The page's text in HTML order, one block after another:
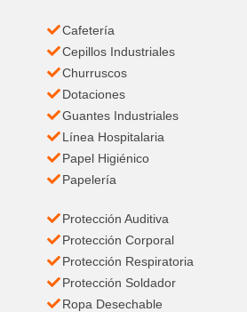
Cafetería
Cepillos Industriales
Churruscos
Dotaciones
Guantes Industriales
Línea Hospitalaria
Papel Higiénico
Papelería
Protección Auditiva
Protección Corporal
Protección Respiratoria
Protección Soldador
Ropa Desechable